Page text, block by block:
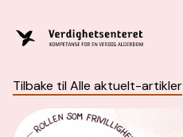
Tilbake til Alle aktuelt-artikler